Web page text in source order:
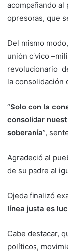
acompañando al
opresoras, que
Del mismo
unión cívico
revolucionario
la consolidación
“Solo con la
consolidar
soberanía”,
Agradeció al
de su padre al
Ojeda finalizó
línea justa es
Cabe destacar,
políticos,